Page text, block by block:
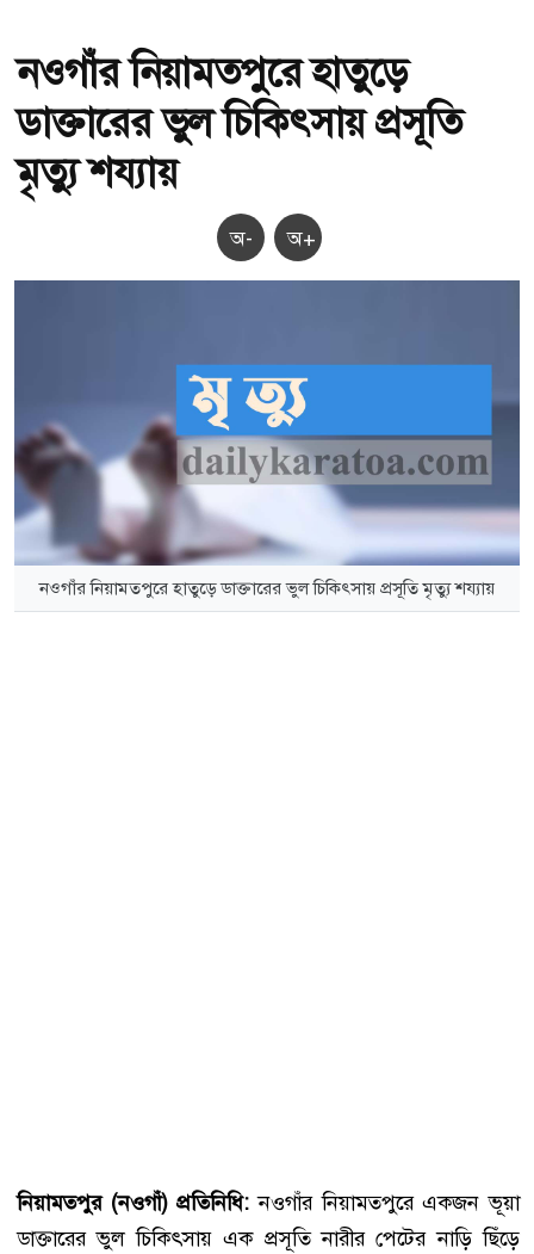
নওগাঁর নিয়ামতপুরে হাতুড়ে
ডাক্তারের ভুল চিকিৎসায় প্রসূতি
মৃত্যু শয্যায়
অ- অ+
নওগাঁর নিয়ামতপুরে হাতুড়ে ডাক্তারের ভুল চিকিৎসায় প্রসূতি মৃত্যু শয্যায়
নিয়ামতপুর (নওগাঁ) প্রতিনিধি: নওগাঁর নিয়ামতপুরে একজন ভূয়া
ডাক্তারের ভুল চিকিৎসায় এক প্রসূতি নারীর পেটের নাড়ি ছিঁড়ে